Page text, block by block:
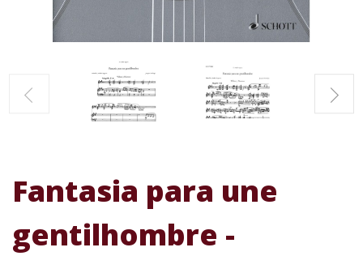
Fantasia para une
gentilhombre -